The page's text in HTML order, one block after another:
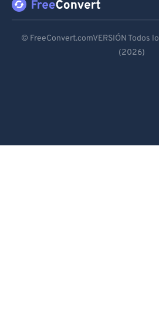
Español
© FreeConvert.comVERSIÓN Todos
(2026)